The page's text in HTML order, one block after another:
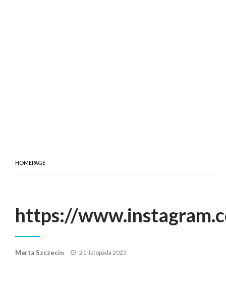
HOMEPAGE
https://
Marta Szczecin
Posted
21 listopada 2025